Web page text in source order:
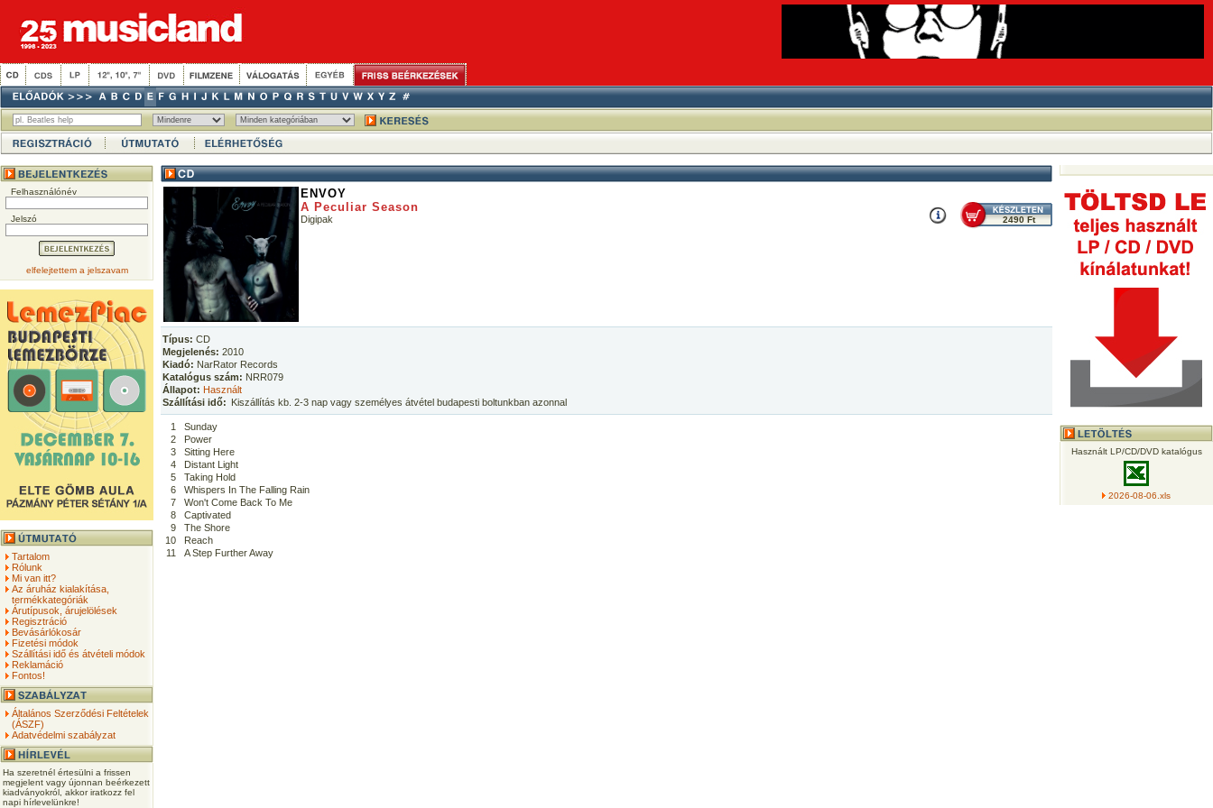
Felhasználónév
Jelszó
elfelejtettem a jelszavam
Tartalom
Rólunk
Mi van itt?
Az áruház kialakítása,
termékkategóriák
Árutípusok, árujelölések
Regisztráció
Bevásárlókosár
Fizetési módok
Szállítási idő és átvételi módok
Reklamáció
Fontos!
Általános Szerződési Feltételek
(ÁSZF)
Adatvédelmi szabályzat
Ha szeretnél értesülni a frissen
megjelent vagy újonnan beérkezett
kiadványokról, akkor iratkozz fel
napi hírlevelünkre!
ENVOY
A Peculiar Season
Digipak 2490 Ft
Típus: CD
Megjelenés: 2010
Kiadó: NarRator Records
Katalógus szám: NRR079
Állapot: Használt
Szállítási idő: Kiszállítás kb. 2-3 nap vagy személyes átvétel budapesti boltunkban azonnal
1
Sunday
2
Power
3
Sitting Here
4
Distant Light
5
Taking Hold
6
Whispers In The Falling Rain
7
Won't Come Back To Me
8
Captivated
9
The Shore
10
Reach
11
A Step Further Away
Használt LP/CD/DVD katalógus
2026-08-06.xls